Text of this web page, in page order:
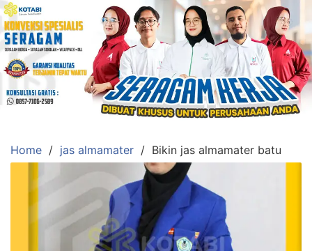
Skip
to
content
Konveksi
Toko
Abi
Baju
Toga
Wisuda,Jas
Almamater
Home jas almamater Bikin jas almamater batu